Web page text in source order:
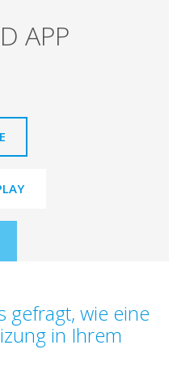
APP
gefragt, wie eine
in Ihrem